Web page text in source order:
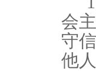
会
守
他